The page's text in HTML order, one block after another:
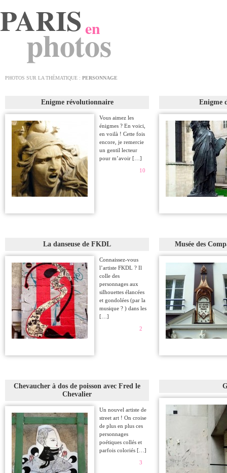
PARISen
photos
PHOTOS SUR LA THÉMATIQUE : PERSONNAGE
Enigme révolutionnaire
Vous aimez les
énigmes ? En voici,
en voilà ! Cette fois
encore, je remercie
un gentil lecteur
pour m’avoir […]
10
Enigme
La danseuse de FKDL
Connaissez-vous
l’artiste FKDL ? Il
colle des
personnages aux
silhouettes élancées
et gondolées (par la
musique ? ) dans les
[…]
2
Musée des
Chevaucher à dos de poisson avec Fred le
Chevalier
Un nouvel artiste de
street art ! On croise
de plus en plus ces
personnages
poétiques collés et
parfois coloriés […]
3